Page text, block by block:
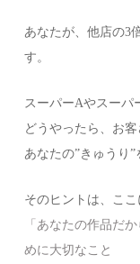
あなたが、他店の3
す。
スーパーAやスーパ
どうやったら、お
あなたの”きゅうり
そのヒントは、ここ
「あなたの作品だ
めに大切なこと